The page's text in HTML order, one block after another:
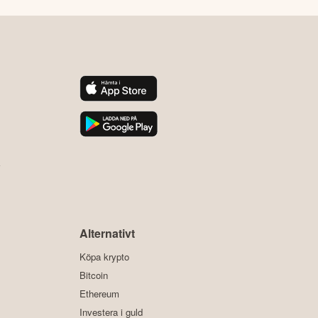
Alternativt
Köpa krypto
Bitcoin
Ethereum
Investera i guld